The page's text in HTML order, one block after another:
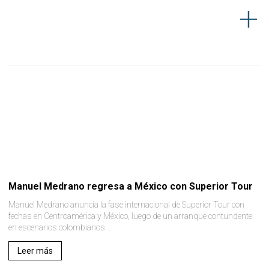
Manuel Medrano regresa a México con Superior Tour
Manuel Medrano anuncia la fase internacional de Superior Tour con
fechas en Centroamérica y México, luego de un arranque contundente
en escenarios colombianos. .
Leer más